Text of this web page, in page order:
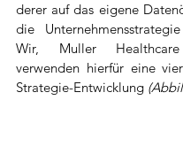
derer auf das eigene
die
Wir, Muller
verwenden hierfür eine
Strategie-Entwicklung